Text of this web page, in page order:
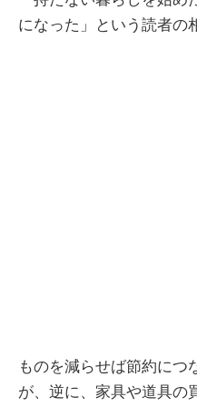
になった」という読者の
ものを減らせば節約につ
が、逆に、家具や道具の